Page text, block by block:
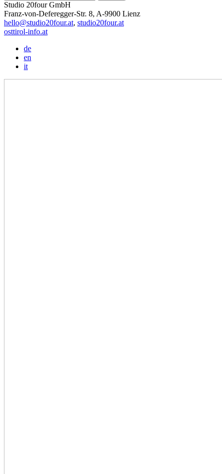
Studio 20four GmbH
Franz-von-Deferegger-Str. 8, A-9900 Lienz
hello@studio20four.at, studio20four.at
osttirol-info.at
de
en
it